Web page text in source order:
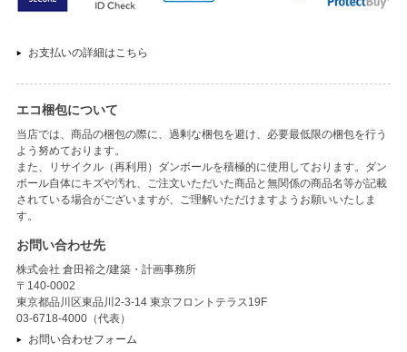
お支払いの詳細はこちら
エコ梱包について
当店では、商品の梱包の際に、過剰な梱包を避け、必要最低限の梱包を行う
よう努めております。
また、リサイクル（再利用）ダンボールを積極的に使用しております。ダン
ボール自体にキズや汚れ、ご注文いただいた商品と無関係の商品名等が記載
されている場合がございますが、ご理解いただけますようお願いいたしま
す。
お問い合わせ先
株式会社 倉田裕之/建築・計画事務所
〒140-0002
東京都品川区東品川2-3-14 東京フロントテラス19F
03-6718-4000（代表）
お問い合わせフォーム